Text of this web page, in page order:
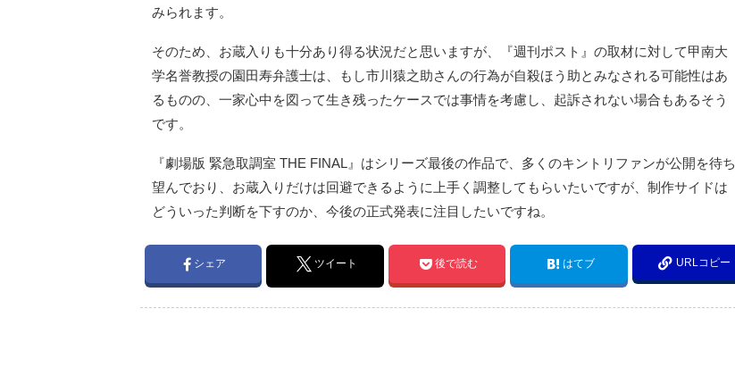
みられます。
そのため、お蔵入りも十分あり得る状況だと思いますが、『週刊ポスト』の取材に対して甲南大
学名誉教授の園田寿弁護士は、もし市川猿之助さんの行為が自殺ほう助とみなされる可能性はあ
るものの、一家心中を図って生き残ったケースでは事情を考慮し、起訴されない場合もあるそう
です。
『劇場版 緊急取調室 THE FINAL』はシリーズ最後の作品で、多くのキントリファンが公開を待ち
望んでおり、お蔵入りだけは回避できるように上手く調整してもらいたいですが、制作サイドは
どういった判断を下すのか、今後の正式発表に注目したいですね。
シェア ツイート 後で読む はてブ URLコピー